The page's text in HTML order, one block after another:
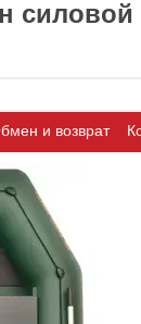
и возврат